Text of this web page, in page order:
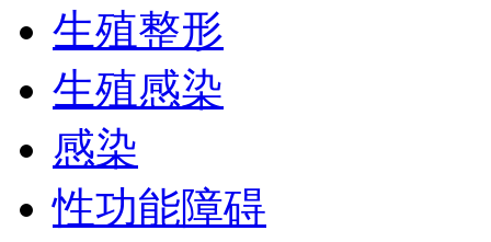
生殖整形
生殖感染
感染
性功能障碍